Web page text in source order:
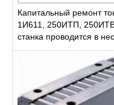
Капитальный ремонт
1И611, 250ИТП,
станка проводится в
разборка станка; 2.
ведомости станка; 3